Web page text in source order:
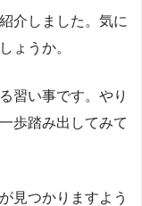
介しました。気に
ょうか。
習い事です。やり
歩踏み出してみて
見つかりますよう